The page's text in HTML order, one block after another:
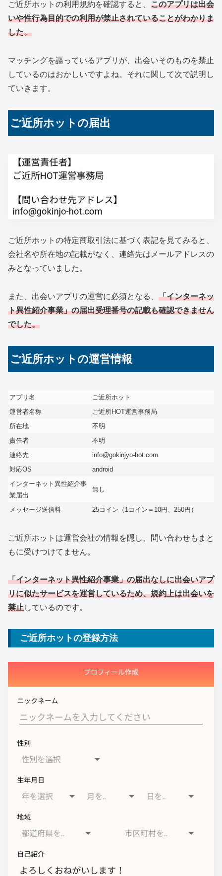
ご近所ホットの利用規約を確認すると、 このアプリは出会
いや性行為目的での利用が禁止されていることがわかりま
した。
マッチングを謳っているアプリが、出会いそのものを禁止
しているのはおかしいですよね。それに関して次で説明し
ていきます。
ご近所ホットの届出
ご近所ホットの特定商取引法に基づく表記を見てみると、
会社名や所在地の記載がなく、連絡先はメールアドレスの
みとなっていました。
また、出会いアプリの運営に必須となる、 「インターネッ
ト異性紹介事業」の届出受理番号の記載も確認できません
でした。
ご近所ホットの運営情報
アプリ名
ご近所ホット
運営者名称
ご近所HOT運営事務局
所在地
不明
責任者
不明
連絡先
info@gokinjyo-hot.com
対応OS
android
インターネット異性紹介事
業届出
無し
メッセージ送信料 25コイン（1コイン＝10円、250円）
ご近所ホットは運営会社の情報を隠し、問い合わせもまと
もに受けつけてません。
「インターネット異性紹介事業」の届出なしに出会いアプ
リに似たサービスを運営しているため、規約上は出会いを
禁止しているのです。
ご近所ホットの登録方法